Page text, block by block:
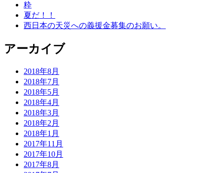
粋
夏だ！！
西日本の天災への義援金募集のお願い。
アーカイブ
2018年8月
2018年7月
2018年5月
2018年4月
2018年3月
2018年2月
2018年1月
2017年11月
2017年10月
2017年8月